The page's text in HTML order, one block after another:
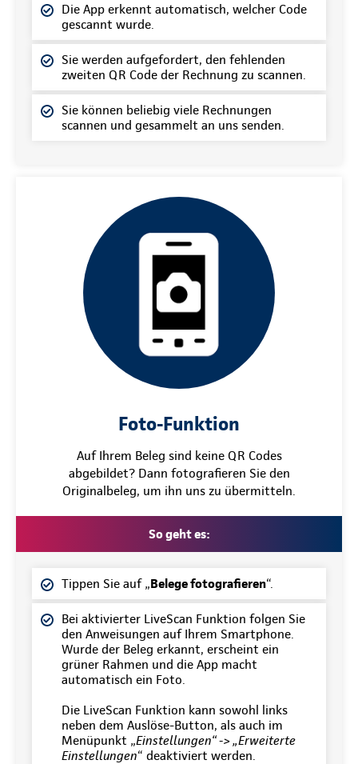
Die App erkennt automatisch, welcher Code
gescannt wurde.
Sie werden aufgefordert, den fehlenden
zweiten QR Code der Rechnung zu scannen.
Sie können beliebig viele Rechnungen
scannen und gesammelt an uns senden.
Foto-Funktion
Auf Ihrem Beleg sind keine QR Codes
abgebildet? Dann fotografieren Sie den
Originalbeleg, um ihn uns zu übermitteln.
So geht es:
Tippen Sie auf „Belege fotografieren“.
Bei aktivierter LiveScan Funktion folgen Sie
den Anweisungen auf Ihrem Smartphone.
Wurde der Beleg erkannt, erscheint ein
grüner Rahmen und die App macht
automatisch ein Foto.
Die LiveScan Funktion kann sowohl links
neben dem Auslöse-Button, als auch im
Menüpunkt „Einstellungen“ -> „Erweiterte
Einstellungen“ deaktiviert werden.